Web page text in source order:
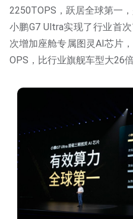
2250TOPS，跃居全球第一
小鹏G7 Ultra实现了行业首
次增加座舱专属图灵AI芯片
OPS，比行业旗舰车型大26倍